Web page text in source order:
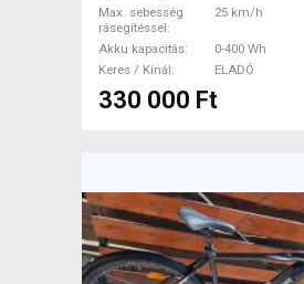
Max. sebesség
rásegítéssel
25 km/h
Akku kapacitás
0-400 Wh
Keres / Kínál
ELADÓ
330 000 Ft